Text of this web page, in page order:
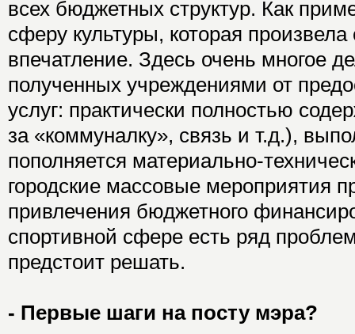
всех бюджетных структур. Как
сферу культуры, которая
впечатление. Здесь очень многое
полученных учреждениями от
услуг: практически полностью
за «коммуналку», связь и т.д.),
пополняется материально-
городские массовые мероприятия
привлечения бюджетного
спортивной сфере есть ряд
предстоит решать.
- Первые шаги на посту мэра?